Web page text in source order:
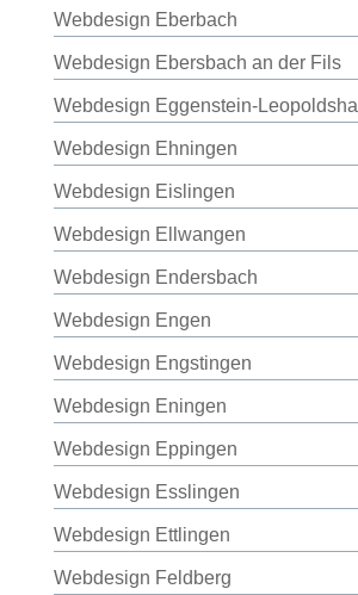
Webdesign Eberbach
Webdesign Ebersbach an der Fils
Webdesign Eggenstein-
Webdesign Ehningen
Webdesign Eislingen
Webdesign Ellwangen
Webdesign Endersbach
Webdesign Engen
Webdesign Engstingen
Webdesign Eningen
Webdesign Eppingen
Webdesign Esslingen
Webdesign Ettlingen
Webdesign Feldberg